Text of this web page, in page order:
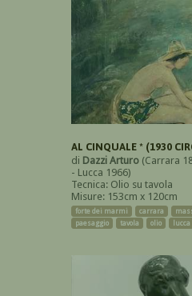
AL CINQUALE * (1930
di Dazzi Arturo (Carrara
- Lucca 1966)
Tecnica: Olio su tavola
Misure: 153cm x 120cm
forte dei marmi carrara
paesaggio
tavola olio lucca